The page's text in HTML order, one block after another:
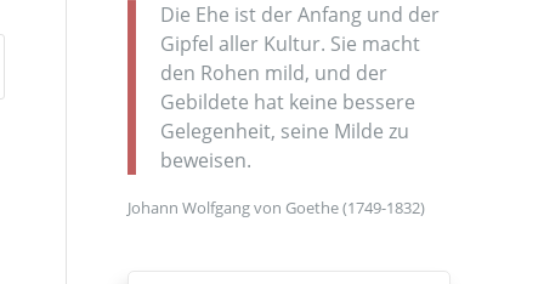
Die Ehe ist der Anfang und der
Gipfel aller Kultur. Sie macht
den Rohen mild, und der
Gebildete hat keine bessere
Gelegenheit, seine Milde zu
beweisen.
Johann Wolfgang von Goethe (1749-1832)